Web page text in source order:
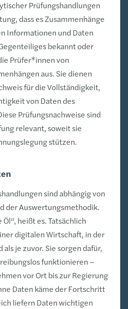
Prüfungshandlungen
dass es Zusammenhänge
Informationen und Daten
bekannt oder
Prüfer*innen von
aus. Sie dienen
für die Vollständigkeit,
von Daten des
Prüfungsnachweise sind
relevant, soweit sie
stützen.
sind abhängig von
der Auswertungsmethodik.
heißt es. Tatsächlich
digitalen Wirtschaft, in der
je zuvor. Sie sorgen dafür,
funktionieren –
vor Ort bis zur Regierung
Daten käme der Fortschritt
liefern Daten wichtigen